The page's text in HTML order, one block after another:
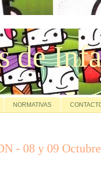
de
NORMATIVAS
- 08 y 09